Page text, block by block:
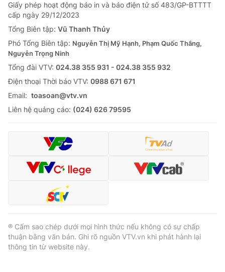
Giấy phép hoạt động báo in và báo điện tử số 483/GP-BTTTT
cấp ngày 29/12/2023
Tổng Biên tập: Vũ Thanh Thủy
Phó Tổng Biên tập: Nguyễn Thị Mỹ Hạnh, Phạm Quốc Thắng,
Nguyễn Trọng Ninh
Tổng đài VTV: 024.38 355 931 - 024.38 355 932
Ðiện thoại Thời báo VTV: 0988 671 671
Email: toasoan@vtv.vn
Liên hệ quảng cáo: (024) 626 79595
® Cấm sao chép dưới mọi hình thức nếu không có sự chấp
thuận bằng văn bản. Ghi rõ nguồn VTV.vn khi phát hành lại
thông tin từ website này.